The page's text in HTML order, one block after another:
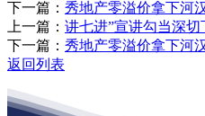
下一篇： 秀地产零溢价拿下河
上一篇： 讲七进”宣讲勾当深切
下一篇： 秀地产零溢价拿下河
返回列表